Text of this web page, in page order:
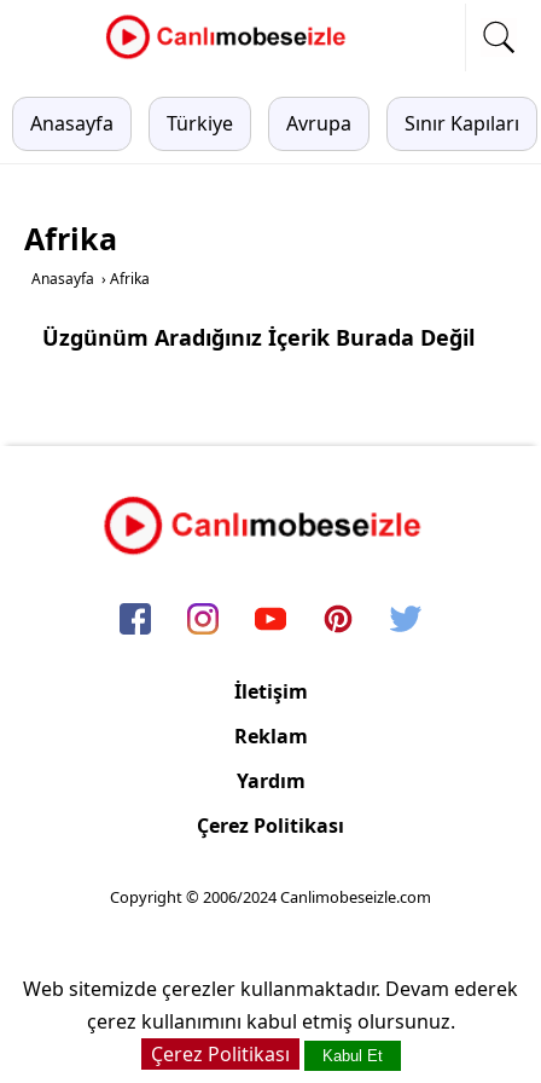
Anasayfa Türkiye Avrupa Sınır Kapıları
Afrika
Anasayfa › Afrika
Üzgünüm Aradığınız İçerik Burada Değil
İletişim
Reklam
Yardım
Çerez Politikası
Copyright © 2006/2024 Canlimobeseizle.com
Web sitemizde çerezler kullanmaktadır. Devam ederek
çerez kullanımını kabul etmiş olursunuz.
Çerez Politikası
Kabul Et